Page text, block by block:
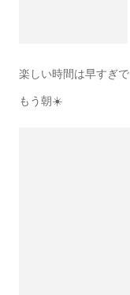
楽しい時間は早すぎで
もう朝☀️